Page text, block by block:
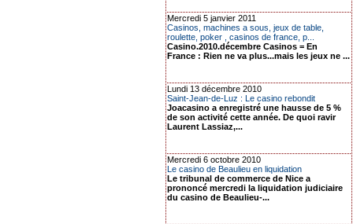
Mercredi 5 janvier 2011
Casinos, machines a sous, jeux de table,
roulette, poker , casinos de france, p...
Casino.2010.décembre Casinos = En
France : Rien ne va plus...mais les jeux ne ...
Lundi 13 décembre 2010
Saint-Jean-de-Luz : Le casino rebondit
Joacasino a enregistré une hausse de 5 %
de son activité cette année. De quoi ravir
Laurent Lassiaz,...
Mercredi 6 octobre 2010
Le casino de Beaulieu en liquidation
Le tribunal de commerce de Nice a
prononcé mercredi la liquidation judiciaire
du casino de Beaulieu-...